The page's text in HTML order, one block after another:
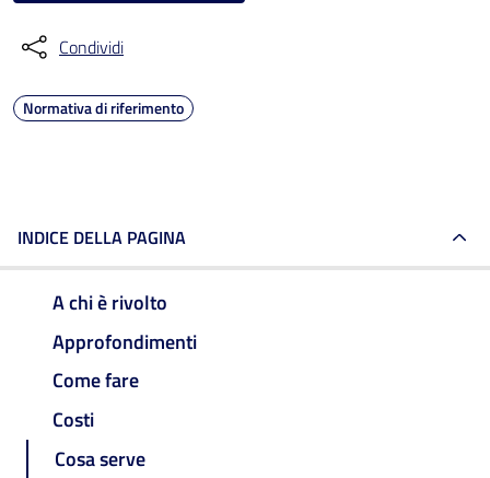
Condividi
Normativa di riferimento
INDICE DELLA PAGINA
A chi è rivolto
Approfondimenti
Come fare
Costi
Cosa serve